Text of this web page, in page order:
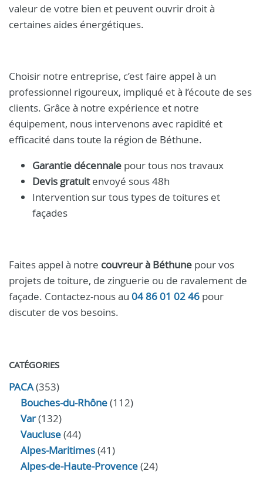
valeur de votre bien et peuvent ouvrir droit à
certaines aides énergétiques.
Choisir notre entreprise, c’est faire appel à un
professionnel rigoureux, impliqué et à l’écoute de ses
clients. Grâce à notre expérience et notre
équipement, nous intervenons avec rapidité et
efficacité dans toute la région de Béthune.
Garantie décennale pour tous nos travaux
Devis gratuitenvoyé sous 48h
Intervention sur tous types de toitures et
façades
Faites appel à notre couvreur à Béthune pour vos
projets de toiture, de zinguerie ou de ravalement de
façade. Contactez-nous au 04 86 01 02 46 pour
discuter de vos besoins.
CATÉGORIES
PACA(353)
Bouches-du-Rhône(112)
Var(132)
Vaucluse(44)
Alpes-Maritimes(41)
Alpes-de-Haute-Provence(24)